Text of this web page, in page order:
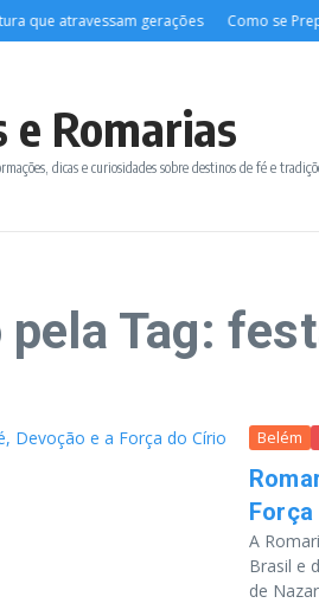
que atravessam gerações Como se
e Romarias
dicas e curiosidades sobre destinos de fé e
pela Tag:
Belém
A
Brasil e
de